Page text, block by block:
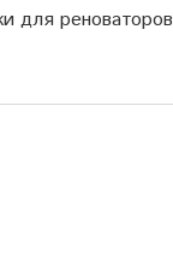
для реноваторов